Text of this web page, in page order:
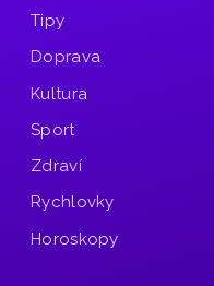
Tipy
Doprava
Kultura
Sport
Zdraví
Rychlovky
Horoskopy